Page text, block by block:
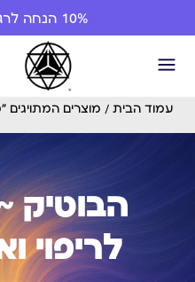
10% הנחה לרגל השקת האתר
עמוד הבית / מוצרים המתויגים
הבוטיק
לריפוי